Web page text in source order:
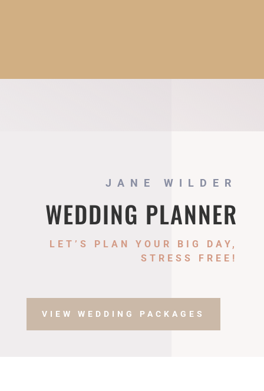
JANE WILDER
WEDDING PLANNER
LET’S PLAN YOUR BIG DAY,
STRESS FREE!
VIEW WEDDING PACKAGES